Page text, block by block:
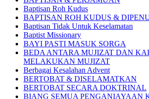
Baptisan Roh Kudus
BAPTISAN ROH KUDUS &
Baptisan Tidak Untuk Keselamatan
Baptist Missionary
BAYI PASTI MASUK SORGA
BEDA ANTARA MUJIZAT DAN
MELAKUKAN MUJIZAT
Berbagai Kesalahan Advent
BERTOBAT & DISELAMATKAN
BERTOBAT SECARA DOKTRINAL
BIANG SEMUA PENGANIAYAAN